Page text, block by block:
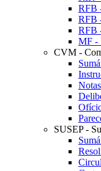
RFB
RFB
RFB
MF -
CVM -
SUSEP -